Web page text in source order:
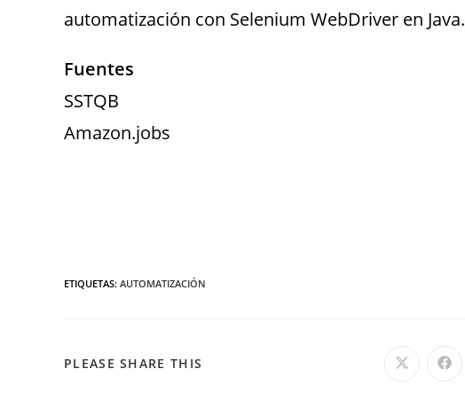
automatización con Selenium WebDriver en Java.
Fuentes
SSTQB
Amazon.jobs
ETIQUETAS: AUTOMATIZACIÓN
PLEASE SHARE THIS